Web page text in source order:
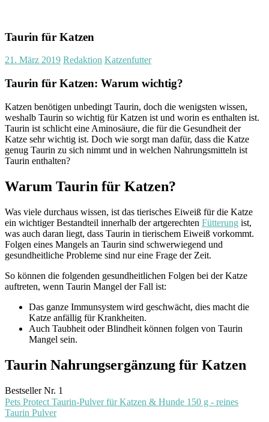
Taurin für Katzen
21. März 2019 Redaktion Katzenfutter
Taurin für Katzen: Warum wichtig?
Katzen benötigen unbedingt Taurin, doch die wenigsten wissen,
weshalb Taurin so wichtig für Katzen ist und worin es enthalten ist.
Taurin ist schlicht eine Aminosäure, die für die Gesundheit der
Katze sehr wichtig ist. Doch wie sorgt man dafür, dass die Katze
genug Taurin zu sich nimmt und in welchen Nahrungsmitteln ist
Taurin enthalten?
Warum Taurin für Katzen?
Was viele durchaus wissen, ist das tierisches Eiweiß für die Katze
ein wichtiger Bestandteil innerhalb der artgerechten Fütterung ist,
was auch daran liegt, dass Taurin in tierischem Eiweiß vorkommt.
Folgen eines Mangels an Taurin sind schwerwiegend und
gesundheitliche Probleme sind nur eine Frage der Zeit.
So können die folgenden gesundheitlichen Folgen bei der Katze
auftreten, wenn Taurin Mangel der Fall ist:
Das ganze Immunsystem wird geschwächt, dies macht die
Katze anfällig für Krankheiten.
Auch Taubheit oder Blindheit können folgen von Taurin
Mangel sein.
Taurin Nahrungsergänzung für Katzen
Bestseller Nr. 1
Pets Protect Taurin-Pulver für Katzen & Hunde 150 g - reines
Taurin Pulver